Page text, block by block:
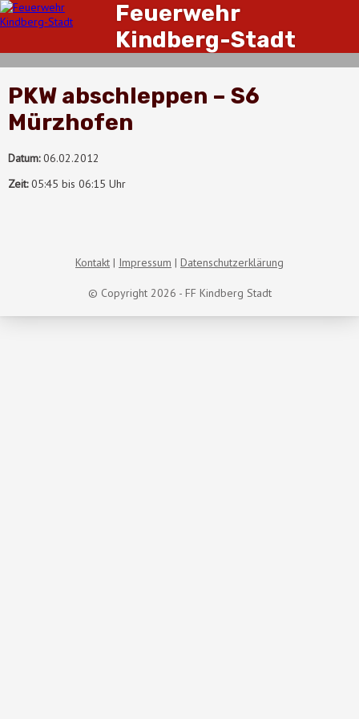
Feuerwehr
Kindberg-Stadt
PKW abschleppen – S6
Mürzhofen
Datum:06.02.2012
Zeit:05:45 bis 06:15 Uhr
© Copyright 2026 - FF Kindberg Stadt
Kontakt Impressum Datenschutzerklärung